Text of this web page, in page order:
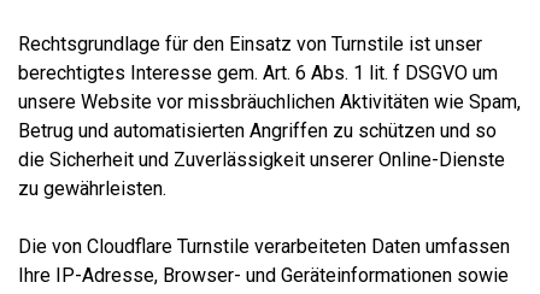
Rechtsgrundlage für den Einsatz von Turnstile ist unser
berechtigtes Interesse gem. Art. 6 Abs. 1 lit. f DSGVO um
unsere Website vor missbräuchlichen Aktivitäten wie Spam,
Betrug und automatisierten Angriffen zu schützen und so
die Sicherheit und Zuverlässigkeit unserer Online-Dienste
zu gewährleisten.
Die von Cloudflare Turnstile verarbeiteten Daten umfassen
Ihre IP-Adresse, Browser- und Geräteinformationen sowie